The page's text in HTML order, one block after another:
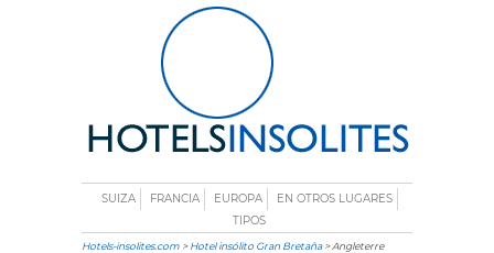
SUIZA FRANCIA EUROPA
EN OTROS LUGARES
TIPOS
Hotels-insolites.com >Hotel insólito Gran Bretaña> Angleterre